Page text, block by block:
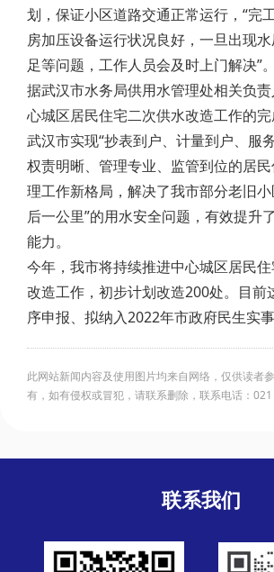
划，保证小区道路交通正常运行，“完
房加压设备运行状况良好，一旦出现
足等问题，工作人员会及时上门解决”。
据武汉市水务局供用水管理处相关负
心城区居民住宅二次供水改造工作的
武汉市实现“抄表到户、计量到户、服
权责明晰、管理专业、监管到位的居
理工作新格局，解决了我市部分老旧
后一公里”的用水安全问题，有效提升
能力。
今年，我市将持续推进中心城区居民
改造工作，初步计划改造200处。目前
序申报、拟纳入2022年市政府民生实事
此网站新闻内容及使用图片均来自网络，仅供读者
有，如有侵权或冒犯，请联系删除，联系电话：
联系我们